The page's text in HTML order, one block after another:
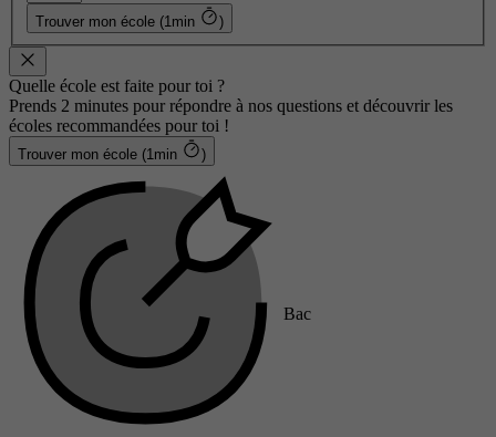
Trouver mon école (1min )
Quelle école est faite pour toi ?
Prends 2 minutes pour répondre à nos questions et découvrir les
écoles recommandées pour toi !
Trouver mon école (1min )
Bac